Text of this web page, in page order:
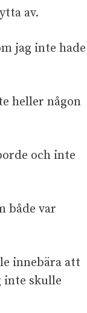
av.
jag inte hade
heller någon
och inte
både var
innebära att
inte skulle